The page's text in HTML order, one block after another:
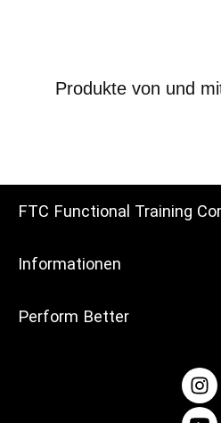
Produkte von und
FTC Functional Training
Informationen
Perform Better